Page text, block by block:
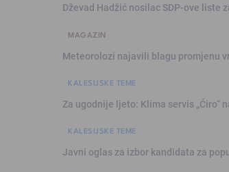
Dževad Hadžić nosilac SDP-ove liste
MAGAZIN
Meteorolozi najavili blagu promjenu
KALESIJSKE TEME
Za ugodnije ljeto: Klima servis „Ćiro“
KALESIJSKE TEME
Javni oglas za izbor kandidata za